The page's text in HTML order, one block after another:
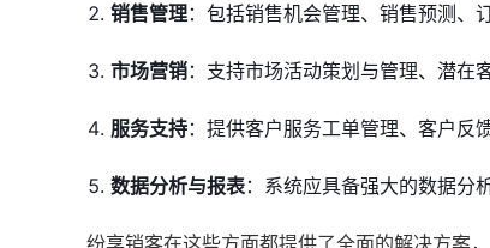
销售管理：包括销售机会管理、销售预测、
市场营销：支持市场活动策划与管理、潜在
服务支持：提供客户服务工单管理、客户反
数据分析与报表：系统应具备强大的数据分
纷享销客在这些方面都提供了全面的解决方案